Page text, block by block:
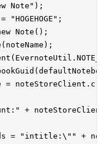
Note");
"HOGEHOGE";
Note();
=
+
= "intitle:\"" +